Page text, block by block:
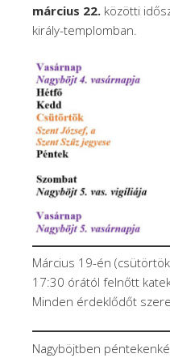
március 22. közötti
király-templomban.
Március 19-én
17:30 órától felnőtt
Minden érdeklődőt
Nagyböjtben